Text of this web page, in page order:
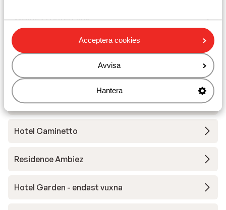
Acceptera cookies
Avvisa
Hantera
Wellness Hotel Luna
Hotel Ariston - halvpension
Hotel Eccher
Armon Greenblu Hotel & Wellness
Hotel Caminetto
Residence Ambiez
Hotel Garden - endast vuxna